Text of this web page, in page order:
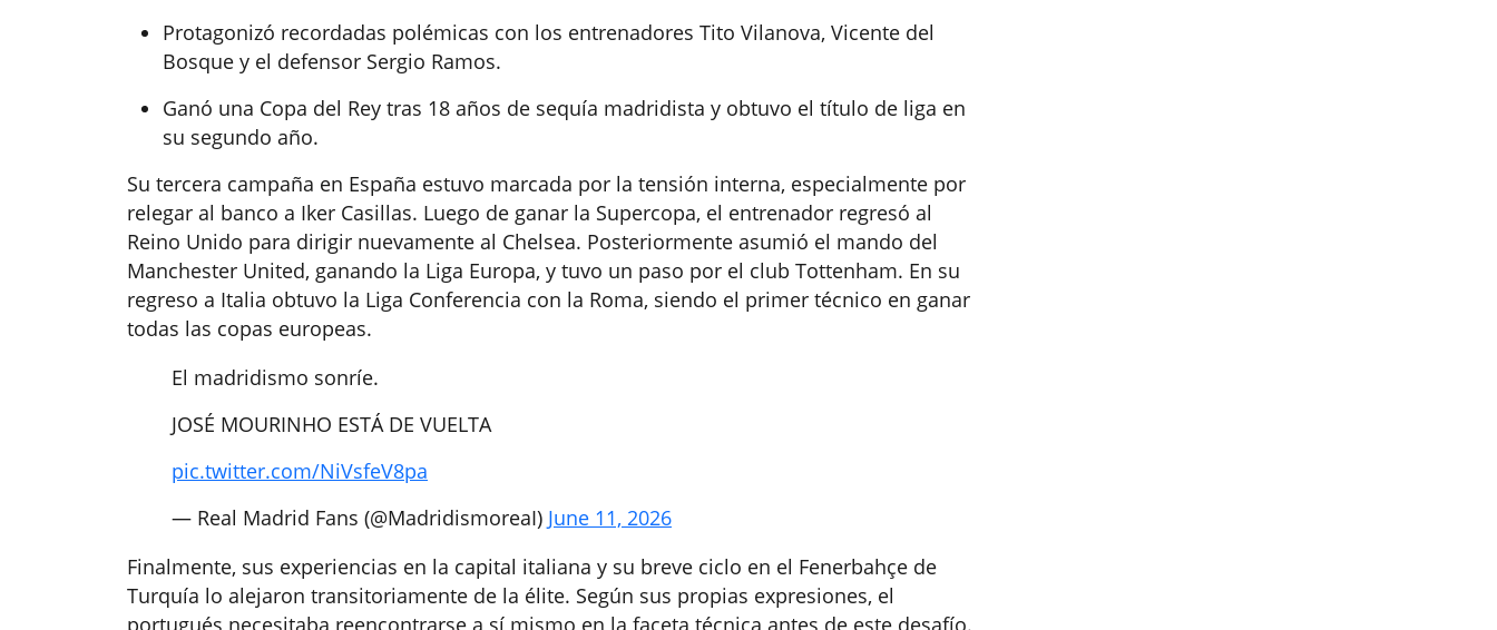
Protagonizó recordadas polémicas con los entrenadores Tito Vilanova, Vicente del
Bosque y el defensor Sergio Ramos.
Ganó una Copa del Rey tras 18 años de sequía madridista y obtuvo el título de liga en
su segundo año.
Su tercera campaña en España estuvo marcada por la tensión interna, especialmente por
relegar al banco a Iker Casillas. Luego de ganar la Supercopa, el entrenador regresó al
Reino Unido para dirigir nuevamente al Chelsea. Posteriormente asumió el mando del
Manchester United, ganando la Liga Europa, y tuvo un paso por el club Tottenham. En su
regreso a Italia obtuvo la Liga Conferencia con la Roma, siendo el primer técnico en ganar
todas las copas europeas.
El madridismo sonríe.
JOSÉ MOURINHO ESTÁ DE VUELTA
pic.twitter.com/NiVsfeV8pa
— Real Madrid Fans (@MadridismoreaI) June 11, 2026
Finalmente, sus experiencias en la capital italiana y su breve ciclo en el Fenerbahçe de
Turquía lo alejaron transitoriamente de la élite. Según sus propias expresiones, el
portugués necesitaba reencontrarse a sí mismo en la faceta técnica antes de este desafío.